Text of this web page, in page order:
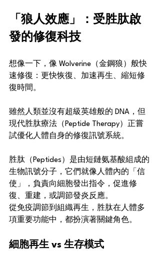
「狼人效應」：受胜肽啟
發的修復科技
想像一下，像 Wolverine（金鋼狼）般快
速修復：更快恢復、加速再生、縮短修
復時間。
雖然人類並沒有超級英雄般的 DNA，但
現代胜肽療法（Peptide Therapy）正嘗
試優化人體自身的修復訊號系統。
胜肽（Peptides）是由短鏈氨基酸組成的
生物訊號分子，它們就像人體內的「信
使」，負責向細胞發出指令，促進修
復、重建，或調節發炎反應。
從免疫調節到組織再生，胜肽在人體多
項重要功能中，都扮演著關鍵角色。
細胞再生 vs 生存模式